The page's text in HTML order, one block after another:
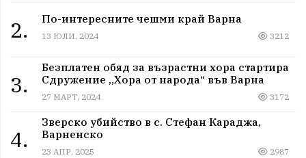
2. По-интересните чешми край Варна
13 ЮЛИ, 2024 3212
3.
Безплатен обяд за възрастни хора стартира
Сдружение „Хора от народа“ във Варна
27 МАРТ, 2024 3172
4.
Зверско убийство в с. Стефан Караджа,
Варненско
23 АПР, 2025 2987